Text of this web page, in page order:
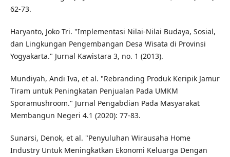
62-73.
Haryanto, Joko Tri. "Implementasi Nilai-Nilai Budaya, Sosial,
dan Lingkungan Pengembangan Desa Wisata di Provinsi
Yogyakarta." Jurnal Kawistara 3, no. 1 (2013).
Mundiyah, Andi Iva, et al. "Rebranding Produk Keripik Jamur
Tiram untuk Peningkatan Penjualan Pada UMKM
Sporamushroom." Jurnal Pengabdian Pada Masyarakat
Membangun Negeri 4.1 (2020): 77-83.
Sunarsi, Denok, et al. "Penyuluhan Wirausaha Home
Industry Untuk Meningkatkan Ekonomi Keluarga Dengan